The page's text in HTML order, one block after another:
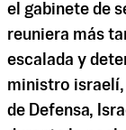
el gabinete de
reuniera más
escalada y
ministro israelí,
de Defensa,